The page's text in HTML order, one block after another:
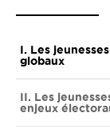
I. Les
globaux
II. Les
enjeux